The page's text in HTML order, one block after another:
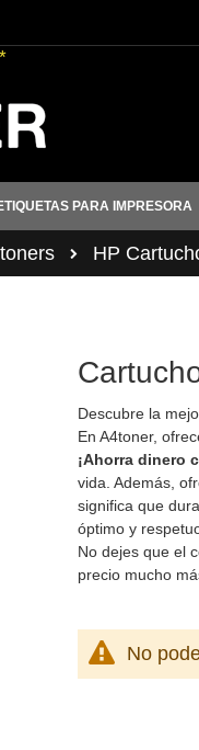
PARA IMPRESORA
HP
Descubre la
En A4toner,
¡Ahorra dinero
vida. Además,
significa que
óptimo y
No dejes que el
precio mucho
No